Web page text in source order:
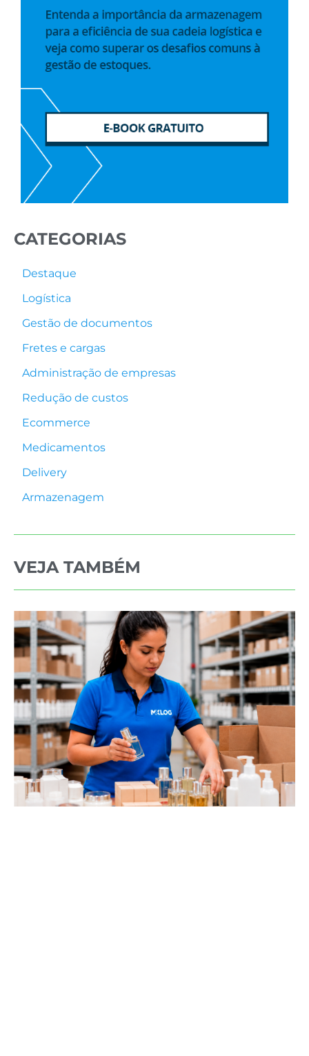
CATEGORIAS
Destaque
Logística
Gestão de documentos
Fretes e cargas
Administração de empresas
Redução de custos
Ecommerce
Medicamentos
Delivery
Armazenagem
VEJA TAMBÉM